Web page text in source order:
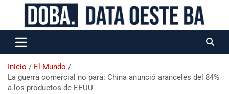
Data Oeste BA
Inicio
El Mundo
La guerra comercial no para: China anunció aranceles del 84%
a los productos de EEUU